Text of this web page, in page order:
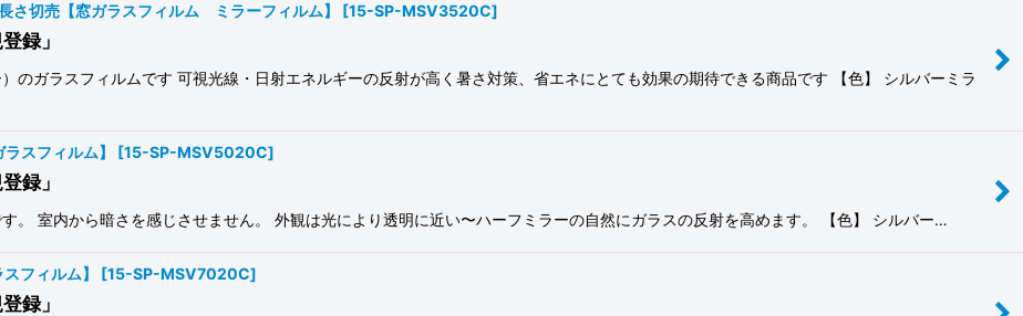
切売【窓ガラスフィルム ミラーフィルム】 [15-SP-MSV3520C]
録」
のガラスフィルムです 可視光線・日射エネルギーの反射が高く暑さ対策、省エネにとても効果の期待できる商品です 【色】 シルバーミラ
スフィルム】 [15-SP-MSV5020C]
録」
。 室内から暗さを感じさせません。 外観は光により透明に近い〜ハーフミラーの自然にガラスの反射を高めます。 【色】 シルバー…
フィルム】 [15-SP-MSV7020C]
録」